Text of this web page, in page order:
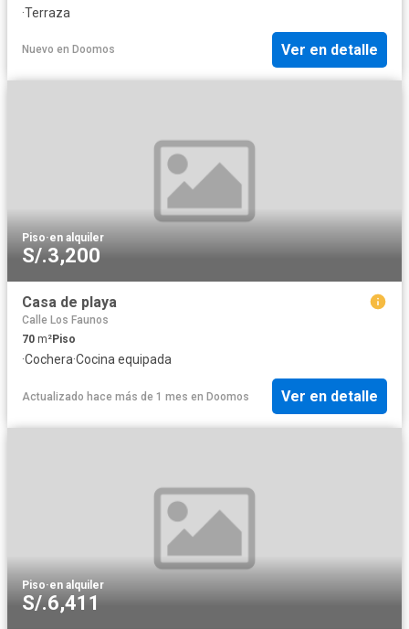
·Terraza
Nuevo en Doomos Ver en detalle
Piso·en alquiler
S/.3,200
Casa de playa
Calle Los Faunos
70 m²Piso
·Cochera·Cocina equipada
Actualizado hace más de 1 mes en Doomos Ver en detalle
Piso·en alquiler
S/.6,411